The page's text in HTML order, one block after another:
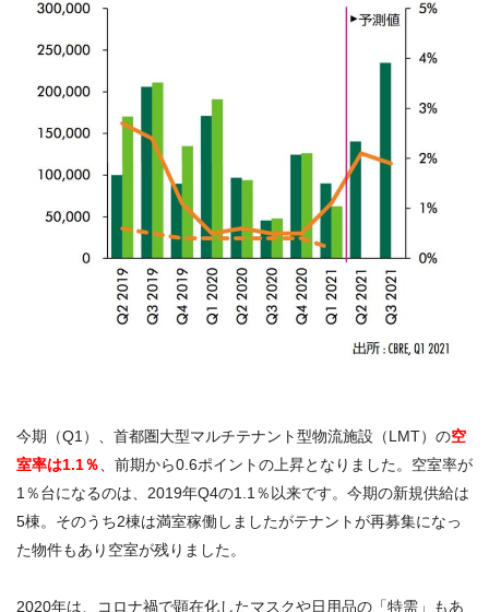
今期（Q1）、首都圏大型マルチテナント型物流施設（LMT）の空
室率は1.1％ 、前期から0.6ポイントの上昇となりました。空室率が
1％台になるのは、2019年Q4の1.1％以来です。今期の新規供給は
5棟。そのうち2棟は満室稼働しましたがテナントが再募集になっ
た物件もあり空室が残りました。
2020年は、コロナ禍で顕在化したマスクや日用品の「特需」もあ